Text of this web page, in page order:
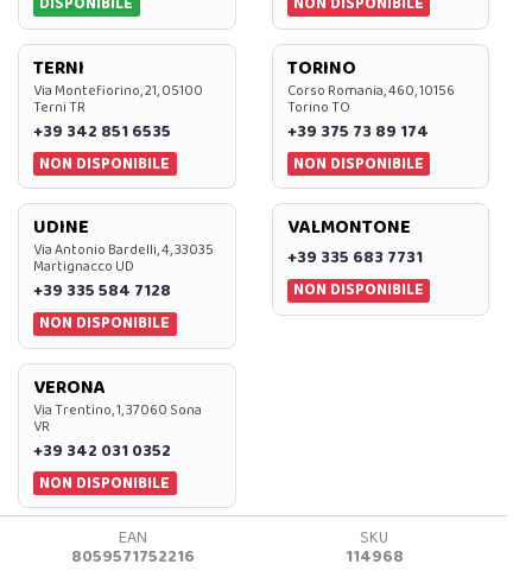
TERNI
Via Montefiorino, 21, 05100
Terni TR
+39 342 851 6535
NON DISPONIBILE
TORINO
Corso Romania, 460, 10156
Torino TO
+39 375 73 89 174
NON DISPONIBILE
UDINE
Via Antonio Bardelli, 4, 33035
Martignacco UD
+39 335 584 7128
NON DISPONIBILE
VALMONTONE
+39 335 683 7731
NON DISPONIBILE
VERONA
Via Trentino, 1, 37060 Sona
VR
+39 342 031 0352
NON DISPONIBILE
EAN
8059571752216
SKU
114968